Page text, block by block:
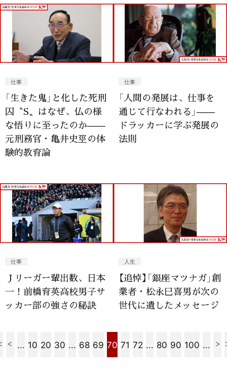
仕事
「生きた鬼」と化した死刑
囚〝S〟はなぜ、仏の様
な悟りに至ったのか——
元刑務官・亀井史巠の体
験的教育論
仕事
「人間の発展は、仕事を
通じて行なわれる」——
ドラッカーに学ぶ発展の
法則
仕事
Ｊリーガー輩出数、日本
一！前橋育英高校男子サ
ッカー部の強さの秘訣
人生
【追悼】「銀座マツナガ」創
業者・松永巳喜男が次の
世代に遺したメッセージ
... 10 20 30 ... 68 69 70 71 72 ... 80 90 100 ...